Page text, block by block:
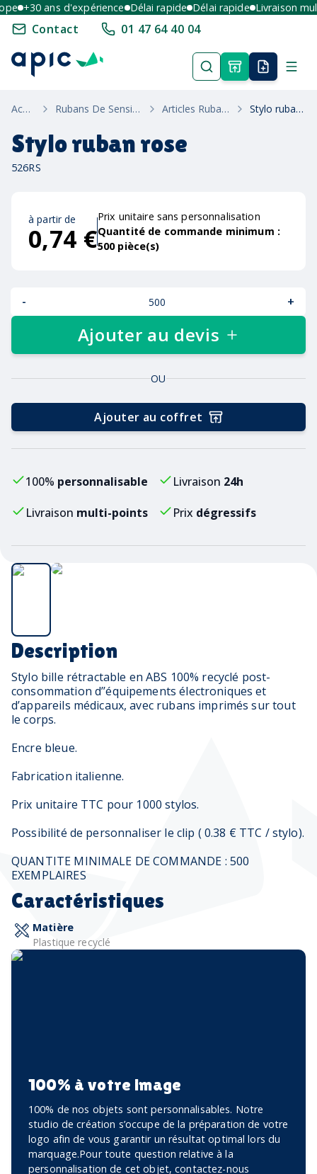
+30 ans d'expérience Délai rapide Délai rapide Livraison
Contact 01 47 64 40 04
Accueil Rubans De Sensibilisation Articles Ruban Rose Stylo ruban rose
Description
Stylo bille rétractable en ABS 100% recyclé post-
consommation d’’équipements électroniques et
d’appareils médicaux, avec rubans imprimés sur tout
le corps.
Encre bleue.
Fabrication italienne.
Prix unitaire TTC pour 1000 stylos.
Possibilité de personnaliser le clip ( 0.38 € TTC / stylo).
QUANTITE MINIMALE DE COMMANDE : 500
EXEMPLAIRES
Caractéristiques
Matière
Plastique recyclé
100% à votre image
100% de nos objets sont personnalisables. Notre
studio de création s’occupe de la préparation de votre
logo afin de vous garantir un résultat optimal lors du
marquage.Pour toute question relative à la
personnalisation de cet objet, contactez-nous
Stylo ruban rose
526RS
à partir de
0,74 €
Prix unitaire sans personnalisation
Quantité de commande minimum :
500pièce(s)
- +
Ajouter au devis
OU
Ajouter au coffret
100% personnalisable Livraison 24h
Livraison multi-points Prix dégressifs